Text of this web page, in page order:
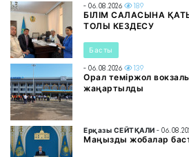
- 06.08.2026 189
БІЛІМ САЛАСЫНА
ТОЛЫ КЕЗДЕСУ
Басты
- 06.08.2026 139
Орал теміржол
жаңартылды
Ерқазы СЕЙТҚАЛИ -
Маңызды жобалар